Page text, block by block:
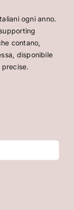
ogni anno.
contano,
disponibile